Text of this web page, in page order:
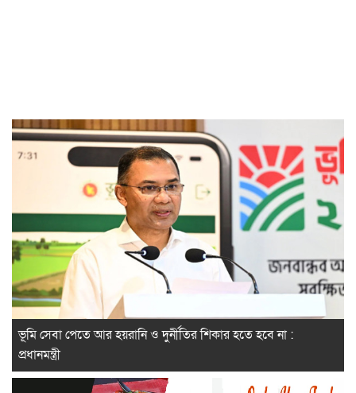
ভূমি সেবা পেতে আর হয়রানি ও দুর্নীতির শিকার হতে হবে না :
প্রধানমন্ত্রী